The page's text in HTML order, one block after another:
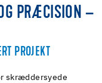
PRÆCISION –
PROJEKT
skræddersyede